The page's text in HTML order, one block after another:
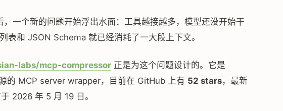
，一个新的问题开始浮出水面：工具越接越多，模型还没开始干
表和 JSON Schema 就已经消耗了一大段上下文。
labs/mcp-compressor 正是为这个问题设计的。它是
的 MCP server wrapper，目前在 GitHub 上有 52 stars，最新
2026 年 5 月 19 日。